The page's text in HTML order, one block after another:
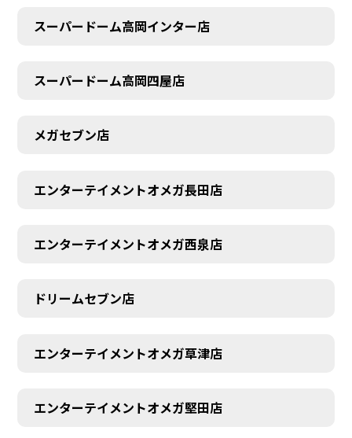
スーパードーム高岡インター店
スーパードーム高岡四屋店
メガセブン店
エンターテイメントオメガ長田店
エンターテイメントオメガ西泉店
ドリームセブン店
エンターテイメントオメガ草津店
エンターテイメントオメガ堅田店